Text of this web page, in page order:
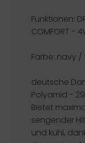
Funktionen:
COMFORT -
Farbe: navy /
deutsche
Polyamid -
Bietet
sengender
und kühl,